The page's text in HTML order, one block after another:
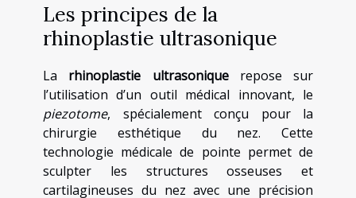
Les principes de la
rhinoplastie ultrasonique
La rhinoplastie ultrasoniquerepose sur
l’utilisation d’un outil médical innovant, le
piezotome, spécialement conçu pour la
chirurgie esthétique du nez. Cette
technologie médicale de pointe permet de
sculpter les structures osseuses et
cartilagineuses du nez avec une précision